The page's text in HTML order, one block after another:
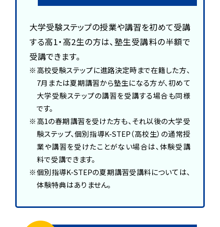
大学受験ステップの授業や講習を初めて受講
する高1・高2生の方は、塾生受講料の半額で
受講できます。
高校受験ステップに進路決定時まで在籍した方、
7月または夏期講習から塾生になる方が、初めて
大学受験ステップの講習を受講する場合も同様
です。
高1の春期講習を受けた方も、それ以後の大学受
験ステップ、個別指導K-STEP（高校生）の通常授
業や講習を受けたことがない場合は、体験受講
料で受講できます。
個別指導K-STEPの夏期講習受講料については、
体験特典はありません。